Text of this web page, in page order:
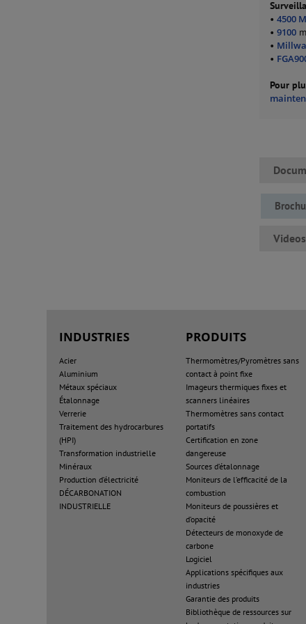
• 4500
• 9100
•
•
Pour
Videos
INDUSTRIES
Acier
Aluminium
Métaux spéciaux
Étalonnage
Verrerie
Traitement des hydrocarbures
(HPI)
Transformation industrielle
Minéraux
Production d’électricité
DÉCARBONATION
INDUSTRIELLE
PRODUITS
Thermomètres/Pyromètres sans
contact à point fixe
Imageurs thermiques fixes et
scanners linéaires
Thermomètres sans contact
portatifs
Certification en zone
dangereuse
Sources d’étalonnage
Moniteurs de l’efficacité de la
combustion
Moniteurs de poussières et
d’opacité
Détecteurs de monoxyde de
carbone
Logiciel
Applications spécifiques aux
industries
Garantie des produits
Bibliothèque de ressources sur